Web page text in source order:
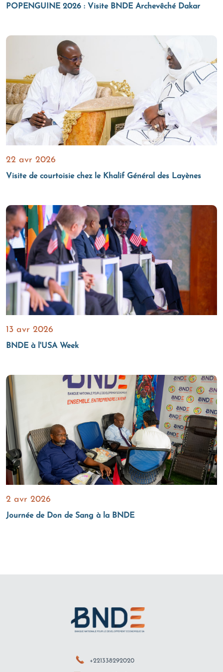
POPENGUINE 2026 : Visite BNDE Archevêché Dakar
22 avr 2026
Visite de courtoisie chez le Khalif Général des Layènes
13 avr 2026
BNDE à l'USA Week
2 avr 2026
Journée de Don de Sang à la BNDE
+221338292020